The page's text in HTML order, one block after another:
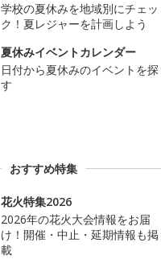
学校の夏休みを地域別にチェッ
ク！夏レジャーを計画しよう
夏休みイベントカレンダー
日付から夏休みのイベントを探
す
おすすめ特集
花火特集2026
2026年の花火大会情報をお届
け！開催・中止・延期情報も掲
載